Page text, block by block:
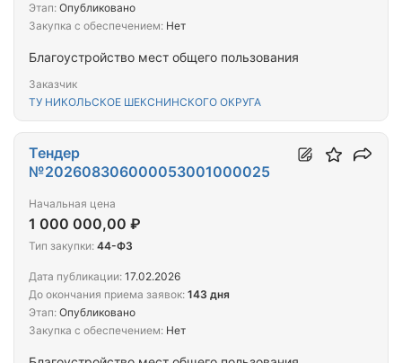
Благоустройство мест общего пользования
Заказчик
ТУ НИКОЛЬСКОЕ ШЕКСНИНСКОГО ОКРУГА
Этап: Опубликовано
Закупка с обеспечением: Нет
Тендер
№202608306000053001000025
Начальная цена
1 000 000,00 ₽
Тип закупки: 44-ФЗ
Дата публикации: 17.02.2026
До окончания приема заявок: 143 дня
Этап: Опубликовано
Закупка с обеспечением: Нет